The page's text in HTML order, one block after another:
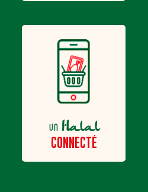
un Halal
CONNECTÉ